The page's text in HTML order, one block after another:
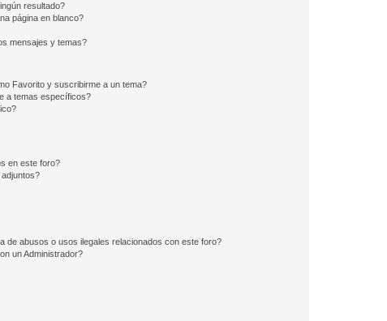
resultado?
página en blanco?
mensajes y temas?
Favorito y suscribirme a un tema?
a temas específicos?
en este foro?
de abusos o usos ilegales relacionados con este foro?
un Administrador?